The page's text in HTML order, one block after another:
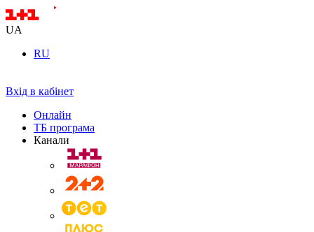
UA
RU
Вхід в кабінет
Онлайн
ТБ програма
Канали